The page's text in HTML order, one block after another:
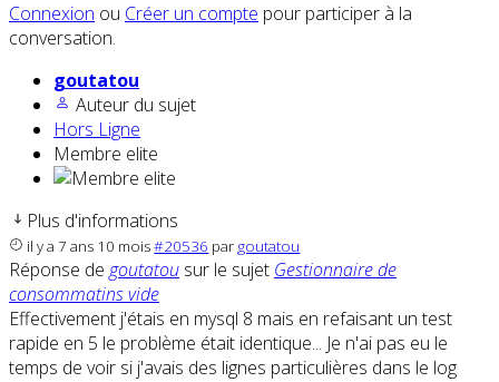
Connexion ou Créer un compte pour participer à la
conversation.
goutatou
Auteur du sujet
Hors Ligne
Membre elite
Plus d'informations
il y a 7 ans 10 mois#20536 par goutatou
Réponse de goutatou sur le sujet Gestionnaire de
consommatins vide
Effectivement j'étais en mysql 8 mais en refaisant un test
rapide en 5 le problème était identique... Je n'ai pas eu le
temps de voir si j'avais des lignes particulières dans le log